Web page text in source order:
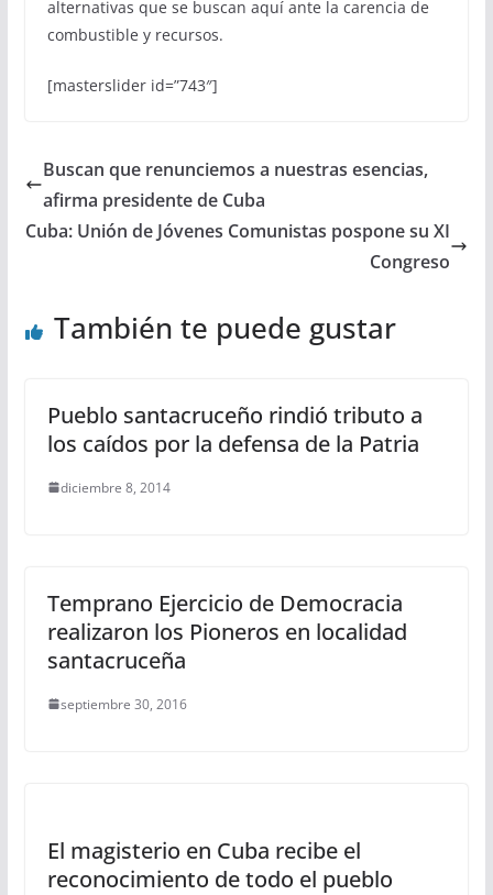
alternativas que se buscan aquí ante la carencia de
combustible y recursos.
[masterslider id=”743″]
Buscan que renunciemos a nuestras esencias,
afirma presidente de Cuba
Cuba: Unión de Jóvenes Comunistas pospone su XI
Congreso
También te puede gustar
Pueblo santacruceño rindió tributo a
los caídos por la defensa de la Patria
diciembre 8, 2014
Temprano Ejercicio de Democracia
realizaron los Pioneros en localidad
santacruceña
septiembre 30, 2016
El magisterio en Cuba recibe el
reconocimiento de todo el pueblo